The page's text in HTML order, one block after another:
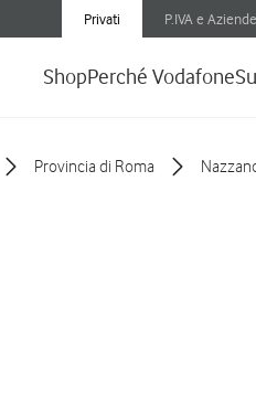
Privati P.IVA e Aziende
ShopPerché Vodafone
Provincia di Roma